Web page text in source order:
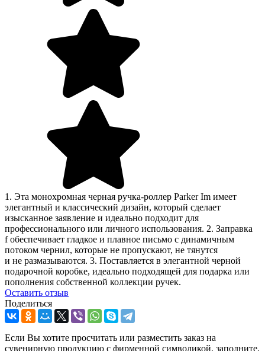
1. Эта монохромная черная ручка-роллер Parker Im имеет
элегантный и классический дизайн, который сделает
изысканное заявление и идеально подходит для
профессионального или личного использования. 2. Заправка
f обеспечивает гладкое и плавное письмо с динамичным
потоком чернил, которые не пропускают, не тянутся
и не размазываются. 3. Поставляется в элегантной черной
подарочной коробке, идеально подходящей для подарка или
пополнения собственной коллекции ручек.
Оcтавить отзыв
Поделиться
Если Вы хотите просчитать или разместить заказ на
сувенирную продукцию с фирменной символикой, заполните,